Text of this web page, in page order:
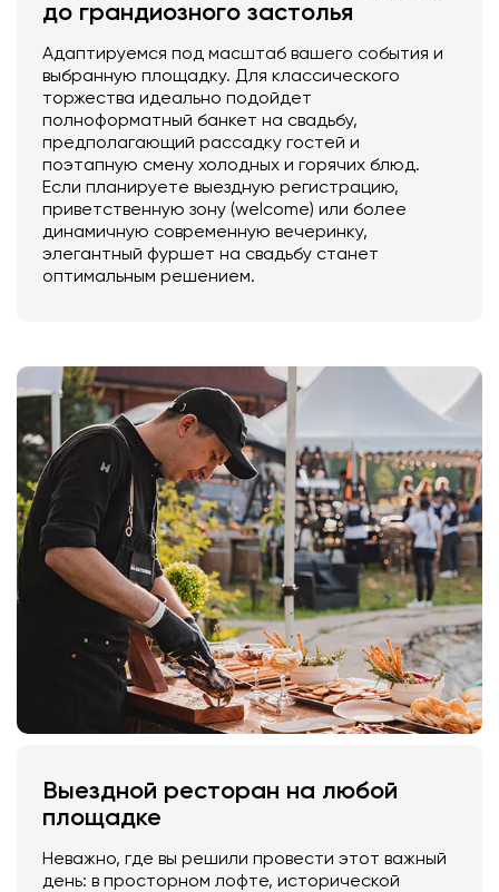
до грандиозного застолья
Адаптируемся под масштаб вашего события и
выбранную площадку. Для классического
торжества идеально подойдет
полноформатный банкет на свадьбу,
предполагающий рассадку гостей и
поэтапную смену холодных и горячих блюд.
Если планируете выездную регистрацию,
приветственную зону (welcome) или более
динамичную современную вечеринку,
элегантный фуршет на свадьбу станет
оптимальным решением.
Выездной ресторан на любой
площадке
Неважно, где вы решили провести этот важный
день: в просторном лофте, исторической